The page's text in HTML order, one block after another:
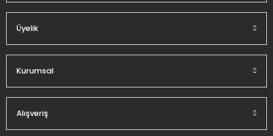
Üyelik
Kurumsal
Alışveriş